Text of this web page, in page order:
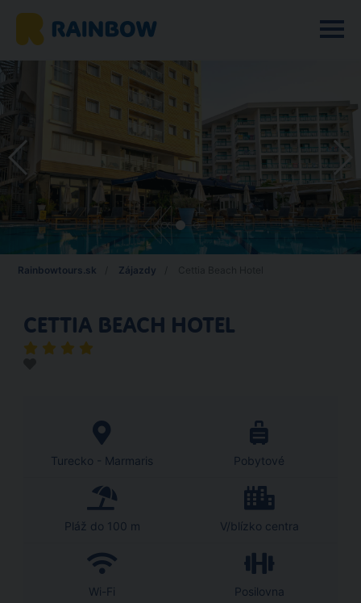
Rainbowtours.sk Zájazdy
CETTIA BEACH HOTEL
Turecko - Marmaris Pobytové
Pláž do 100 m V/blízko centra
Wi-Fi Posilovna